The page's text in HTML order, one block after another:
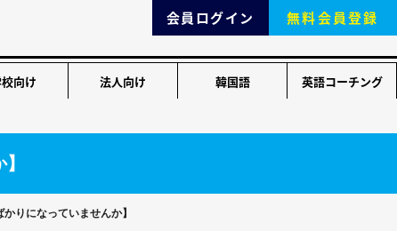
会員ログイン 無料会員登録
向け 法人向け 韓国語 英語コーチング
りになっていませんか】